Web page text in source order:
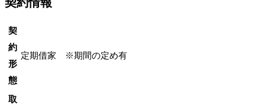
契
約
形
態
定期借家 ※期間の定め有
取